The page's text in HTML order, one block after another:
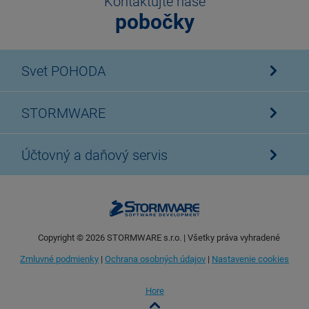
pobočky
Svet POHODA
STORMWARE
Účtovný a daňový servis
Copyright © 2026STORMWARE s.r.o. | Všetky práva vyhradené
Zmluvné podmienky | Ochrana osobných údajov | Nastavenie cookies
Hore